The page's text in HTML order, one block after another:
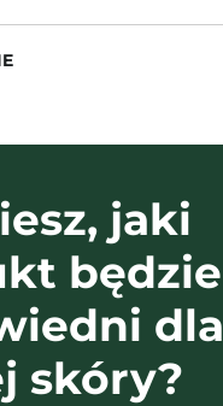
jaki
będzie
dla
skóry?